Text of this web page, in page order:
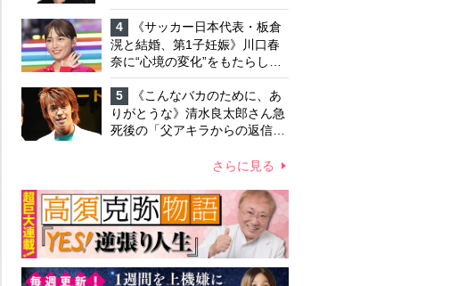
メッセージ
4
《サッカー日本代表・板倉
滉と結婚、第1子妊娠》川口春
奈に“心境の変化”をもたらした
主演映画『ママせか』 身を削
って「がんに蝕まれる母」を演
じた壮絶な撮影現場
5
《こんなバカのために、あ
りがとうな》清水良太郎さん急
死後の「父アキラからの返信」
さらに見る